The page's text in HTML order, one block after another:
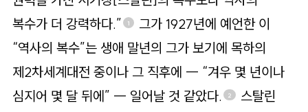
복수가 더 강력하다.”
1
그가 1927년에 예언한 이
“역사의 복수”는 생애 말년의 그가 보기에 목하의
제2차세계대전 중이나 그 직후에 ― “겨우 몇 년이나
심지어 몇 달 뒤에” ― 일어날 것 같았다.
2
스탈린